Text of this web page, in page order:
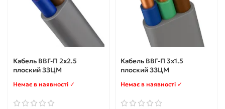
Кабель ВВГ-П 2х2.5
плоский ЗЗЦМ
Немає в наявності ✓
Кабель ВВГ-П 3x1.5
плоский ЗЗЦМ
Немає в наявності ✓